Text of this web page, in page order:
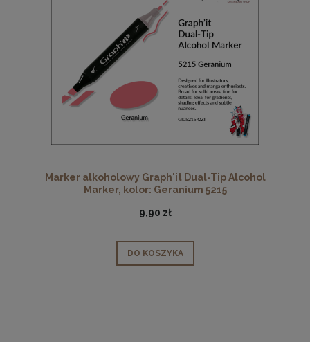
Marker alkoholowy Graph'it Dual-Tip Alcohol
Marker, kolor: Geranium 5215
9,90 zł
DO KOSZYKA